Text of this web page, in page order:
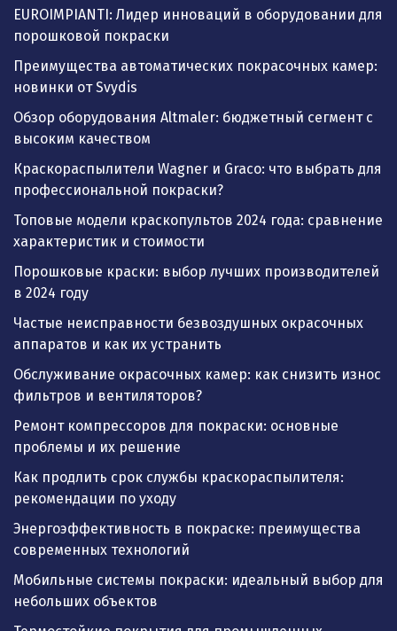
EUROIMPIANTI: Лидер инноваций в оборудовании для
порошковой покраски
Преимущества автоматических покрасочных камер:
новинки от Svydis
Обзор оборудования Altmaler: бюджетный сегмент с
высоким качеством
Краскораспылители Wagner и Graco: что выбрать для
профессиональной покраски?
Топовые модели краскопультов 2024 года: сравнение
характеристик и стоимости
Порошковые краски: выбор лучших производителей
в 2024 году
Частые неисправности безвоздушных окрасочных
аппаратов и как их устранить
Обслуживание окрасочных камер: как снизить износ
фильтров и вентиляторов?
Ремонт компрессоров для покраски: основные
проблемы и их решение
Как продлить срок службы краскораспылителя:
рекомендации по уходу
Энергоэффективность в покраске: преимущества
современных технологий
Мобильные системы покраски: идеальный выбор для
небольших объектов